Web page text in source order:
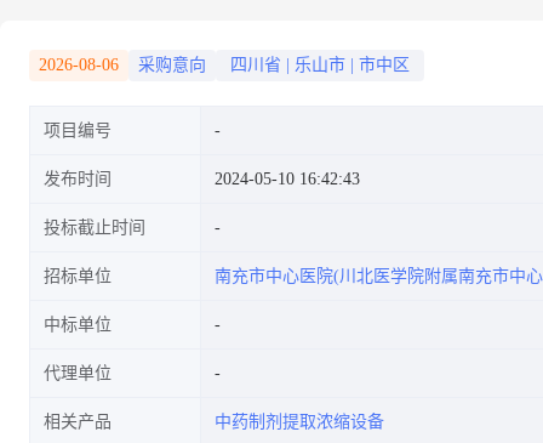
2026-08-06 采购意向 四川省 乐山市 市中区
项目编号
发布时间 2024-05-10 16:42:43
投标截止时间
招标单位 南充市中心医院(川北医学院附属南充市中
中标单位
代理单位
相关产品 中药制剂提取浓缩设备